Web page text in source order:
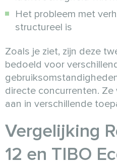
Het probleem met
structureel is
Zoals je ziet, zijn deze
bedoeld voor
directe concurrenten. Ze
aan in verschillende
Vergelijking
12 en TIBO